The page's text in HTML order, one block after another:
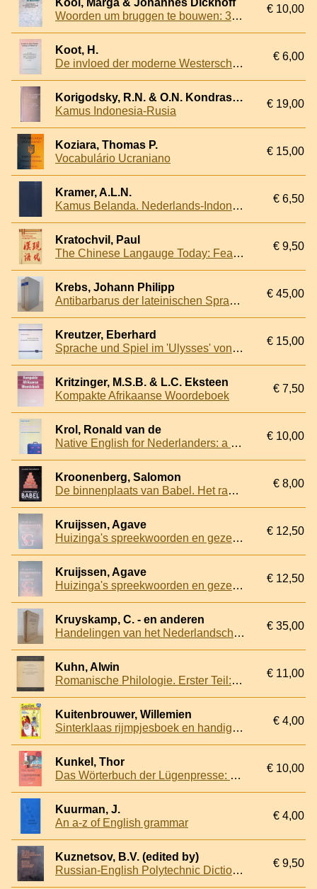
Kool, Marga & Johannes Dickhoff
Woorden um bruggen te bouwen: 30 schrievers in Drèents,Grunnings en Platt-Duuts
€ 10,00
Koot, H.
De invloed der moderne Westersche beschaving op de Maleische taal
€ 6,00
Korigodsky, R.N. & O.N. Kondrasjkin & B.I. Zinowjev
Kamus Indonesia-Rusia
€ 19,00
Koziara, Thomas P.
Vocabulário Ucraniano
€ 15,00
Kramer, A.L.N.
Kamus Belanda. Nederlands-Indonesisch en Indonesisch-Nederlands
€ 6,50
Kratochvil, Paul
The Chinese Langauge Today: Features of an Emerging Standard
€ 9,50
Krebs, Johann Philipp
Antibarbarus der lateinischen Sprache: Nebst einem kurzen Abriss der Geschichte der lateinischen Sprache und Bemerkungen über reine Latinität (2 volumes)
€ 45,00
Kreutzer, Eberhard
Sprache und Spiel im 'Ulysses' von James Joyce
€ 15,00
Kritzinger, M.S.B. & L.C. Eksteen
Kompakte Afrikaanse Woordeboek
€ 7,50
Krol, Ronald van de
Native English for Nederlanders: a personal, cultural and grammatical guide
€ 10,00
Kroonenberg, Salomon
De binnenplaats van Babel. Het raadsel van de spraakverwarring
€ 8,00
Kruijssen, Agave
Huizinga's spreekwoorden en gezegden: herkomst, verklaring en vergelijking met Frans, Duits en Engels
€ 12,50
Kruijssen, Agave
Huizinga's spreekwoorden en gezegden: herkomst, verklaring en vergelijking met Frans, Duits en Engels
€ 12,50
Kruyskamp, C. - en anderen
Handelingen van het Nederlandsche Philologen-Congres, 1946-1960 (7 afleveringen)
€ 35,00
Kuhn, Alwin
Romanische Philologie. Erster Teil: Die romanischen Sprachen
€ 11,00
Kuitenbrouwer, Willemien
Sinterklaas rijmpjesboek en handige rijmwoorden op alfabetische volgorde
€ 4,00
Kunkel, Thor
Das Wörterbuch der Lügenpresse: Deutsch-Lügenpresse; Lügenpresse-Deutsch
€ 10,00
Kuurman, J.
An a-z of English grammar
€ 4,00
Kuznetsov, B.V. (edited by)
Russian-English Polytechnic Dictionary. About 90000 entries
€ 9,50